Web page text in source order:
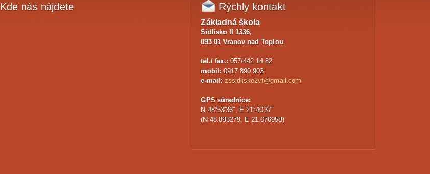
Kdenás nájdete Rýchlykontakt
Základná škola
Sídlisko II 1336,
093 01 Vranov nad Topľou
tel./ fax.: 057/442 14 82
mobil: 0917 890 903
e-mail: zssidlisko2vt@gmail.com
GPS súradnice:
N 48°53'36", E 21°40'37"
(N 48.893279, E 21.676958)